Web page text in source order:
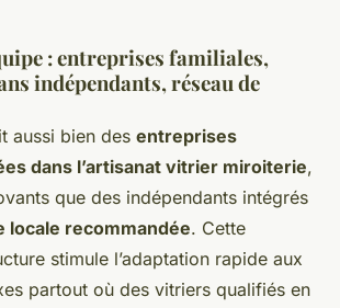
: entreprises familiales,
indépendants, réseau de
aussi bien des entreprises
dans l’artisanat vitrier miroiterie,
que des indépendants intégrés
locale recommandée. Cette
stimule l’adaptation rapide aux
partout où des vitriers qualifiés en